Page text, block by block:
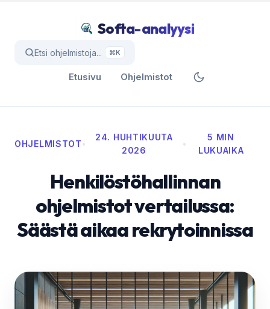
Softa-analyysi
Etsi ohjelmistoja... ⌘K
Etusivu Ohjelmistot
OHJELMISTOT•
24. HUHTIKUUTA
2026
•
5 MIN
LUKUAIKA
Henkilöstöhallinnan
ohjelmistot vertailussa:
Säästä aikaa rekrytoinnissa